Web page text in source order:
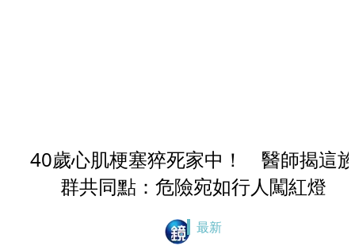
40歲心肌梗塞猝死家中！ 醫師揭這
群共同點：危險宛如行人闖紅燈
最新